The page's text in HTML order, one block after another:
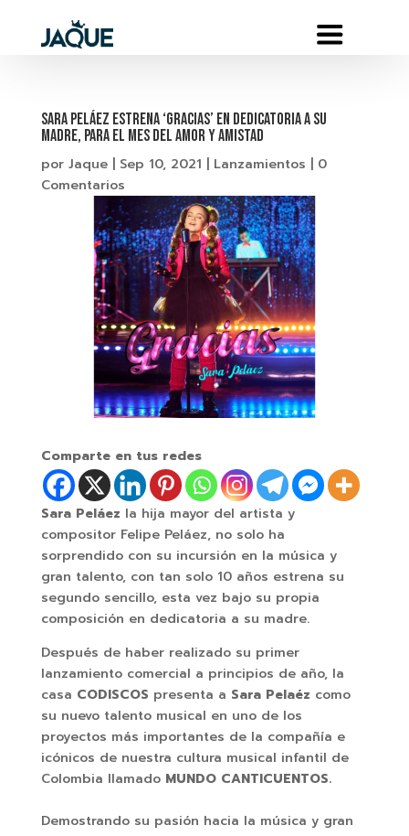
SARA PELÁEZ ESTRENA ‘GRACIAS’ EN DEDICATORIA A SU
MADRE, PARA EL MES DEL AMOR Y AMISTAD
por Jaque| Sep 10, 2021 Lanzamientos
0
Comentarios
Comparte en tus redes
Sara Peláez la hija mayor del artista y
compositor Felipe Peláez, no solo ha
sorprendido con su incursión en la música y
gran talento, con tan solo 10 años estrena su
segundo sencillo, esta vez bajo su propia
composición en dedicatoria a su madre.
Después de haber realizado su primer
lanzamiento comercial a principios de año, la
casa CODISCOS presenta a Sara Pelaéz como
su nuevo talento musical en uno de los
proyectos más importantes de la compañía e
icónicos de nuestra cultura musical infantil de
Colombia llamado MUNDO CANTICUENTOS.
Demostrando su pasión hacia la música y gran